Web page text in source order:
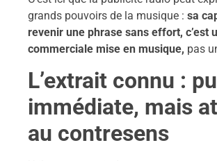
grands pouvoirs de la musique : sa
revenir une phrase sans effort, c’est
commerciale mise en musique, pas
L’extrait connu :
immédiate, mais
au contresens